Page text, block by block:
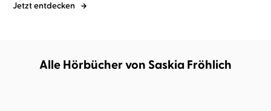
Jetzt entdecken
Alle Hörbücher von Saskia Fröhlich